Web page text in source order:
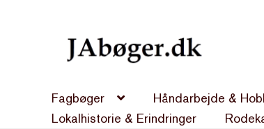
Spring
Spring
Fagbøger Håndarbejde &
Lokalhistorie & Erindringer